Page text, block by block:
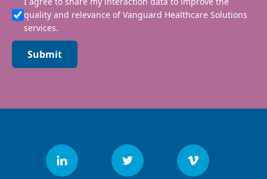
quality and relevance of Vanguard Healthcare Solutions
services.
Submit